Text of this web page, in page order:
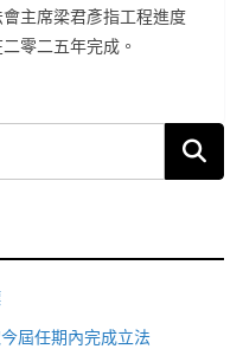
主席梁君彥指工程進度
零二五年完成。
屆任期內完成立法